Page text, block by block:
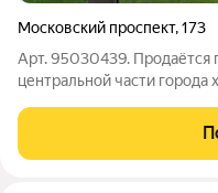
Московский проспект,173
Арт. 95030439. Продаётся
центральной части города хороший вариант для семьи,
Квартира расположена в